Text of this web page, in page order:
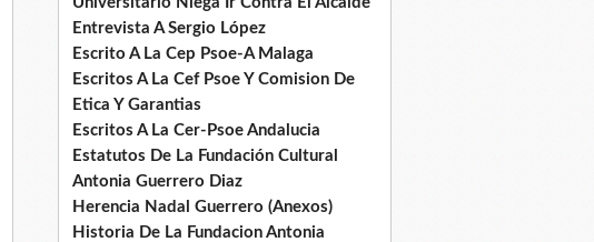
Entrevista A Sergio López
Escrito A La Cep Psoe-A Malaga
Escritos A La Cef Psoe Y Comision De
Etica Y Garantias
Escritos A La Cer-Psoe Andalucia
Estatutos De La Fundación Cultural
Antonia Guerrero Diaz
Herencia Nadal Guerrero (Anexos)
Historia De La Fundacion Antonia